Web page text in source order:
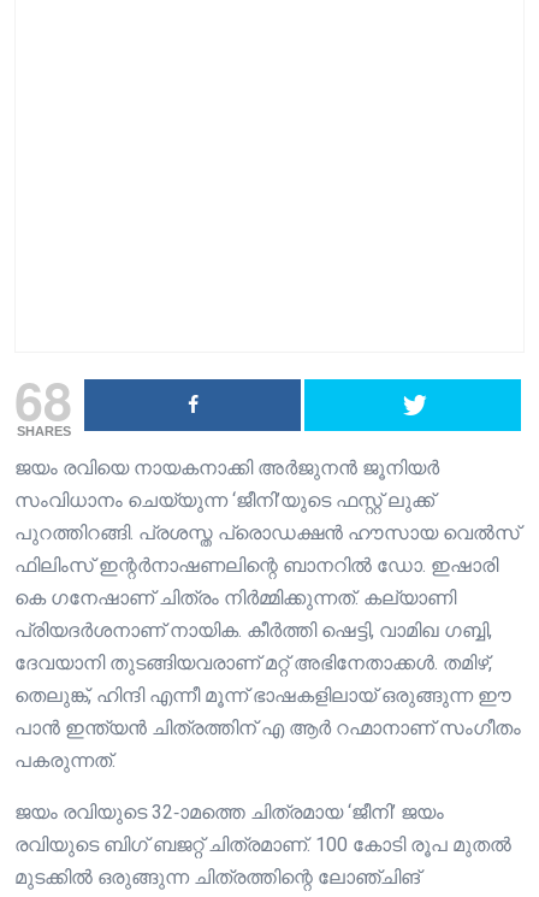
68
SHARES
ജയം രവിയെ നായകനാക്കി​ അർജുനൻ ജൂനിയർ
സംവിധാനം ചെയ്യുന്ന ‘ജീനി’യുടെ ഫസ്റ്റ് ലുക്ക്
പുറത്തിറങ്ങി. പ്രശസ്ത പ്രൊഡക്ഷൻ ഹൗസായ വെൽസ്
ഫിലിംസ് ഇന്റർനാഷണലിന്റെ ബാനറിൽ ഡോ. ഇഷാരി
കെ ഗനേഷാണ് ചിത്രം നിർമ്മിക്കുന്നത്. കല്യാണി
പ്രിയദർശനാണ് നായിക. കീർത്തി ഷെട്ടി, വാമിഖ ഗബ്ബി,
ദേവയാനി തുടങ്ങിയവരാണ് മറ്റ് അഭിനേതാക്കൾ. തമിഴ്,
തെലുങ്ക്, ഹിന്ദി എന്നീ മൂന്ന് ഭാഷകളിലായ് ഒരുങ്ങുന്ന ഈ
പാൻ ഇന്ത്യൻ ചിത്രത്തിന് എ ആർ റഹ്മാനാണ് സംഗീതം
പകരുന്നത്.
ജയം രവിയുടെ 32-ാമത്തെ ചിത്രമായ ‘ജീനി’ ജയം
രവിയുടെ ബി​ഗ് ബജറ്റ് ചിത്രമാണ്. 100 കോടി രൂപ മുതൽ
മുടക്കിൽ ഒരുങ്ങുന്ന ചിത്രത്തിന്റെ ലോഞ്ചിങ്